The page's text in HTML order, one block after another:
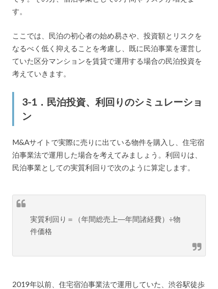
す。
ここでは、民泊の初心者の始め易さや、投資額とリスクを
なるべく低く抑えることを考慮し、既に民泊事業を運営し
ていた区分マンションを賃貸で運用する場合の民泊投資を
考えていきます。
3-1．民泊投資、利回りのシミュレーショ
ン
M&Aサイトで実際に売りに出ている物件を購入し、住宅宿
泊事業法で運用した場合を考えてみましょう。利回りは、
民泊事業としての実質利回りで次のように算定します。
実質利回り＝（年間総売上―年間諸経費）÷物
件価格
2019年以前、住宅宿泊事業法で運用していた、渋谷駅徒歩